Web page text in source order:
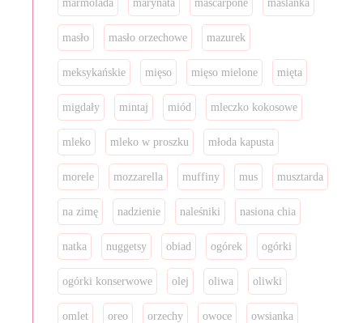
marmolada marynata mascarpone maślanka
masło masło orzechowe mazurek
meksykańskie mięso mięso mielone mięta
migdały mintaj miód mleczko kokosowe
mleko mleko w proszku młoda kapusta
morele mozzarella muffiny mus musztarda
na zimę nadzienie naleśniki nasiona chia
natka nuggetsy obiad ogórek ogórki
ogórki konserwowe olej oliwa oliwki
omlet oreo orzechy owoce owsianka